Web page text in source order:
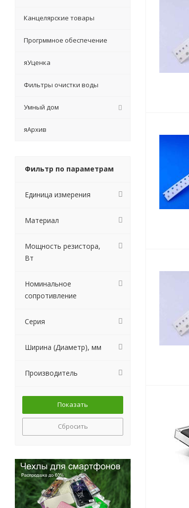
Канцелярские товары
Прогрммное обеспечение
яУценка
Фильтры очистки воды
Умный дом
яАрхив
Фильтр по параметрам
Единица измерения
Материал
Мощность резистора,
Вт
Номинальное
сопротивление
Серия
Ширина (Диаметр), мм
Производитель
Сбросить